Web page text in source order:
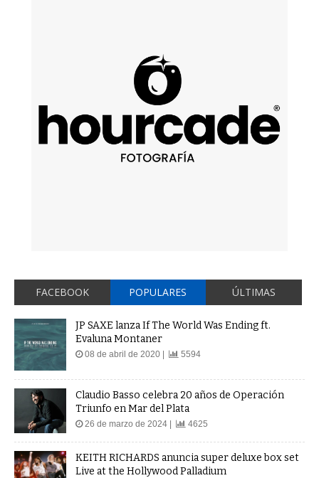
FACEBOOK POPULARES ÚLTIMAS
JP SAXE lanza If The World Was Ending ft.
Evaluna Montaner
08 de abril de 2020 | 5594
Claudio Basso celebra 20 años de Operación
Triunfo en Mar del Plata
26 de marzo de 2024 | 4625
KEITH RICHARDS anuncia super deluxe box set
Live at the Hollywood Palladium